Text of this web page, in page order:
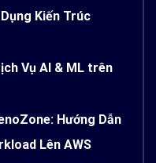
Kiến Trúc
Vụ AI & ML trên
Hướng Dẫn
Lên AWS